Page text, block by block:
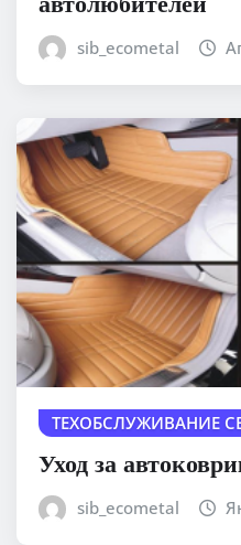
sib_ecometal
ТЕХОБСЛУЖИВАНИЕ
Уход за
sib_ecometal